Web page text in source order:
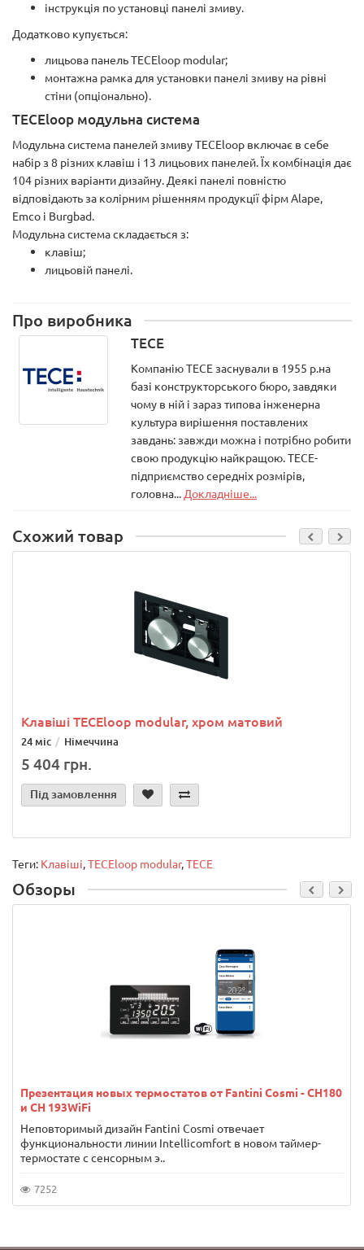
інструкція по установці панелі змиву.
Додатково купується:
лицьова панель TECEloop modular;
монтажна рамка для установки панелі змиву на рівні
стіни (опціонально).
TECEloop модульна система
Модульна система панелей змиву TECEloop включає в себе
набір з 8 різних клавіш і 13 лицьових панелей. Їх комбінація дає
104 різних варіанти дизайну. Деякі панелі повністю
відповідають за колірним рішенням продукції фірм Alape,
Emco і Burgbad.
Модульна система складається з:
клавіш;
лицьовій панелі.
Про виробника
TECE
Компанію ТЕСЕ заснували в 1955 р.на
базі конструкторського бюро, завдяки
чому в ній і зараз типова інженерна
культура вирішення поставлених
завдань: завжди можна і потрібно робити
свою продукцію найкращою. ТЕСЕ-
підприємство середніх розмірів,
головна... Докладніше...
Схожий товар
Клавіші TECEloop modular, хром матовий
24 міс Німеччина
5 404 грн.
Під замовлення
Теги: Клавіші,TECEloop modular,TECE
Обзоры
Презентация новых термостатов от Fantini Cosmi - CH180
и CH 193WiFi
Неповторимый дизайн Fantini Cosmi отвечает
функциональности линии Intellicomfort в новом таймер-
термостате с сенсорным э..
7252